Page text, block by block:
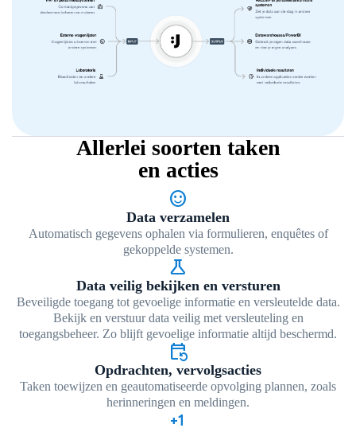
Allerlei soorten taken
en acties
sentiment_satisfied
Data verzamelen
Automatisch gegevens ophalen via formulieren, enquêtes of
gekoppelde systemen.
science
Data veilig bekijken en versturen
Beveiligde toegang tot gevoelige informatie en versleutelde data.
Bekijk en verstuur data veilig met versleuteling en
toegangsbeheer. Zo blijft gevoelige informatie altijd beschermd.
event_repeat
Opdrachten, vervolgsacties
Taken toewijzen en geautomatiseerde opvolging plannen, zoals
herinneringen en meldingen.
exposure_plus_1